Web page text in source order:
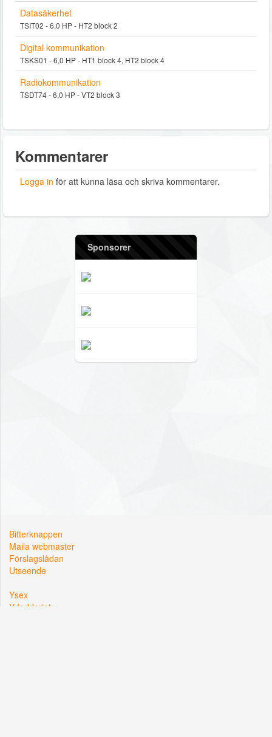
Datasäkerhet
TSIT02 - 6,0 HP - HT2 block 2
Digital kommunikation
TSKS01 - 6,0 HP - HT1 block 4, HT2 block 4
Radiokommunikation
TSDT74 - 6,0 HP - VT2 block 3
Kommentarer
Logga in för att kunna läsa och skriva kommentarer.
Sponsorer
Bitterknappen
Maila webmaster
Förslagslådan
Utseende
Ysex
Y-fadderiet